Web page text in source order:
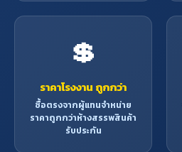
💲
ราคาโรงงาน ถูกกว่า
ซื้อตรงจากผู้แทนจำหน่าย
ราคาถูกกว่าห้างสรรพสินค้า
รับประกัน